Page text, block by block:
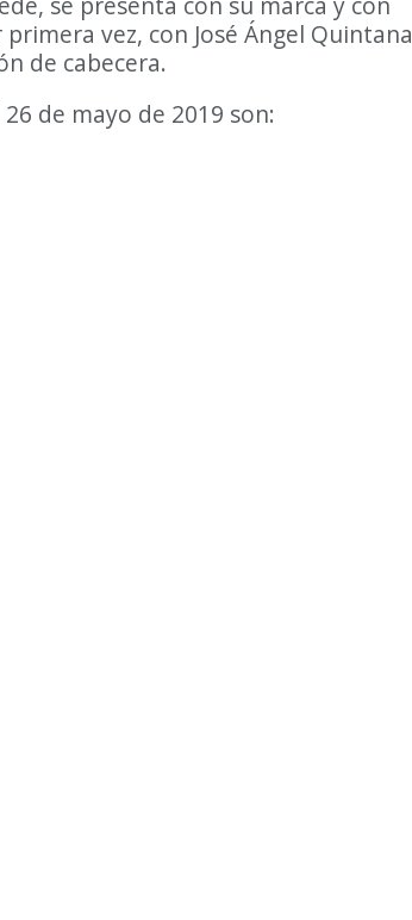
vez, con José Ángel Quintana
de cabecera.
de mayo de 2019 son: